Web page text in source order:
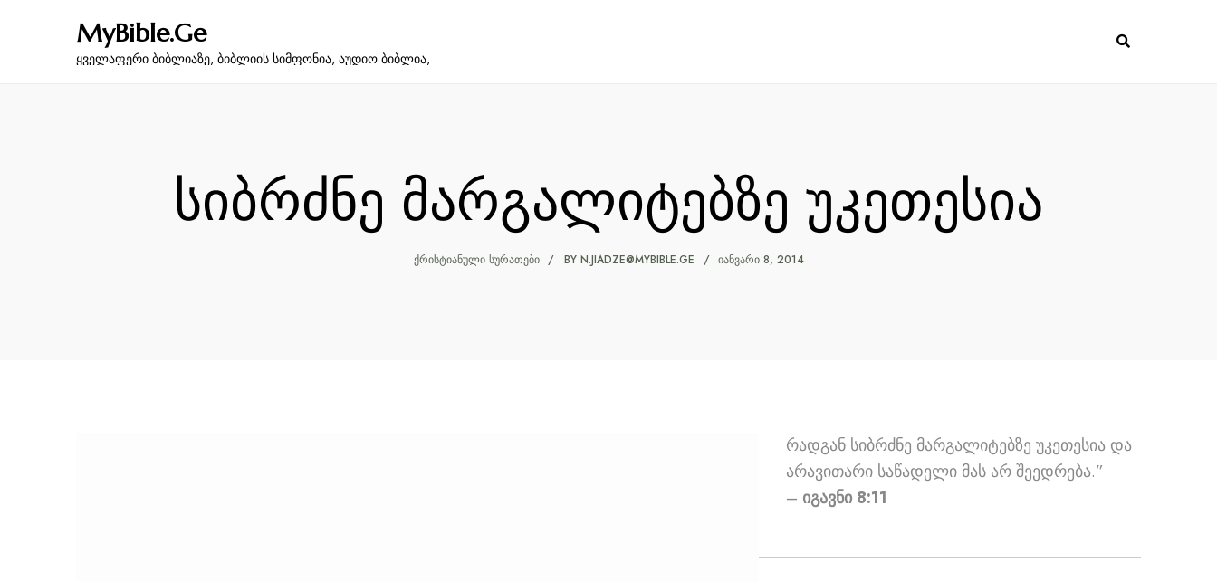
MyBible.Ge
ყველაფერი ბიბლიაზე, ბიბლიის სიმფონია, აუდიო ბიბლია,
სიბრძნე მარგალიტებზე უკეთესია
ᲥᲠᲘᲡᲢᲘᲐᲜᲣᲚᲘ ᲡᲣᲠᲐᲗᲔᲑᲘ BY N.JIADZE@MYBIBLE.GE ᲘᲐᲜᲕᲐᲠᲘ 8, 2014
რადგან სიბრძნე მარგალიტებზე უკეთესია და
არავითარი საწადელი მას არ შეედრება.”
– იგავნი 8:11